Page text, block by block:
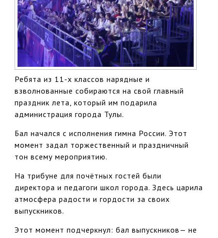
Ребята из 11-х классов нарядные и
взволнованные собираются на свой главный
праздник лета, который им подарила
администрация города Тулы.
Бал начался с исполнения гимна России. Этот
момент задал торжественный и праздничный
тон всему мероприятию.
На трибуне для почётных гостей были
директора и педагоги школ города. Здесь царила
атмосфера радости и гордости за своих
выпускников.
Этот момент подчеркнул: бал выпускников— не